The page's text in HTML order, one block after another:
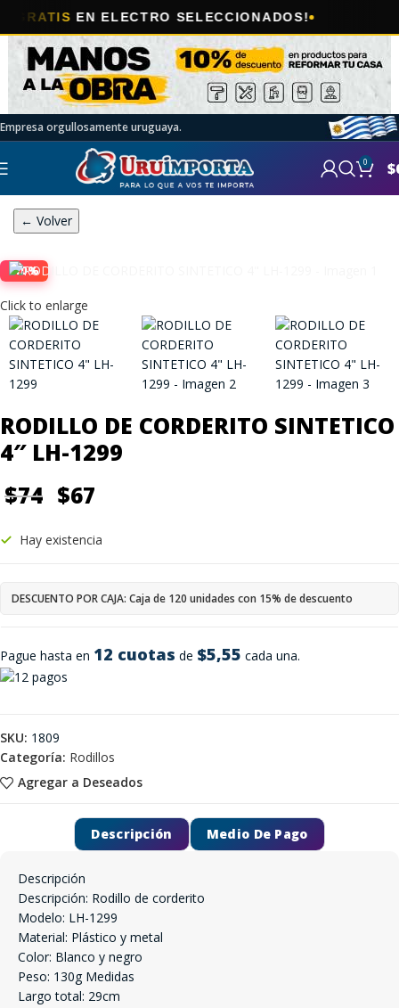
EN ELECTRO SELECCIONADOS!
Empresa orgullosamente uruguaya.
0 $
← Volver
-10%
Click to enlarge
RODILLO DE CORDERITO SINTETICO
4″ LH-1299
$74 $67
Pague hasta en 12 cuotas de $5,55 cada una.
Hay existencia
DESCUENTO POR CAJA: Caja de 120 unidades con 15% de descuento
Agregar a Deseados
SKU: 1809
Categoría: Rodillos
Descripción Medio De Pago
Descripción
Descripción: Rodillo de corderito
Modelo: LH-1299
Material: Plástico y metal
Color: Blanco y negro
Peso: 130g Medidas
Largo total: 29cm